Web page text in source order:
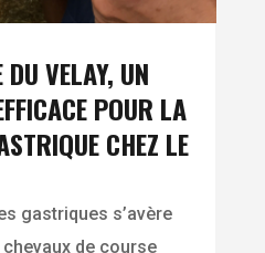
DU VELAY, UN
POUR LA
CHEZ LE
gastriques s’avère
de course